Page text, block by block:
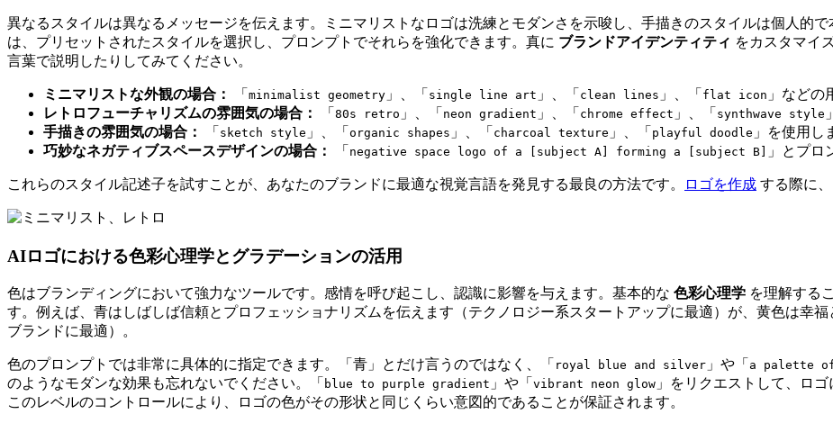
異なるスタイルは異なるメッセージを伝えます。ミニマリストなロゴは洗練とモダンさを示唆し、手描きのスタイルは個人的
は、プリセットされたスタイルを選択し、プロンプトでそれらを強化できます。真に ブランドアイデンティティ をカスタマイ
言葉で説明したりしてみてください。
ミニマリストな外観の場合： 「 minimalist geometry 」、「 single line art 」、「 clean lines 」、「 flat icon 」などの
レトロフューチャリズムの雰囲気の場合：
「 80s retro 」、「 neon gradient 」、「 chrome effect 」、「 synthwave style
手描きの雰囲気の場合：
「 sketch style 」、「 organic shapes 」、「 charcoal texture 」、「 playful doodle 」を使用し
巧妙なネガティブスペースデザインの場合：
「 negative space logo of a [subject A] forming a [subject B] 」とプロ
これらのスタイル記述子を試すことが、あなたのブランドに最適な視覚言語を発見する最良の方法です。 ロゴを作成 する際に
AIロゴにおける色彩心理学とグラデーションの活用
色はブランディングにおいて強力なツールです。感情を呼び起こし、認識に影響を与えます。基本的な 色彩心理学 を理解する
す。例えば、青はしばしば信頼とプロフェッショナリズムを伝えます（テクノロジー系スタートアップに最適）が、黄色は幸
ブランドに最適）。
色のプロンプトでは非常に具体的に指定できます。「青」とだけ言うのではなく、「 royal blue and silver 」や「 a palette
のようなモダンな効果も忘れないでください。「 blue to purple gradient 」や「 vibrant neon glow 」をリクエストして、ロ
このレベルのコントロールにより、ロゴの色がその形状と同じくらい意図的であることが保証されます。